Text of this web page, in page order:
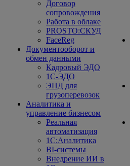
Договор
сопровождения
Работа в облаке
PROSTO:СКУД
FaceReg
Документооборот и
обмен данными
Кадровый ЭДО
1С-ЭДО
ЭПД для
грузоперевозок
Аналитика и
управление бизнесом
Реальная
автоматизация
1С:Аналитика
BI-системы
Внедрение ИИ в